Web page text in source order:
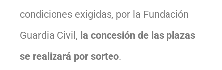
condiciones exigidas, por la Fundación
Guardia Civil, la concesión de las plazas
se realizará por sorteo.